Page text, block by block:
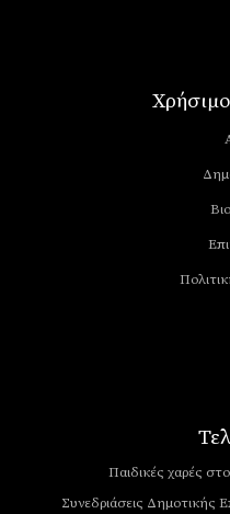
Παιδικές χαρές
Συνεδριάσεις Δημοτικής